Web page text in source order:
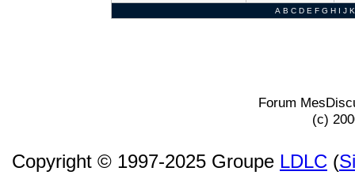
A B C D E F G H I J K
Forum
(c)
Copyright © 1997-2025 Groupe LDLC (